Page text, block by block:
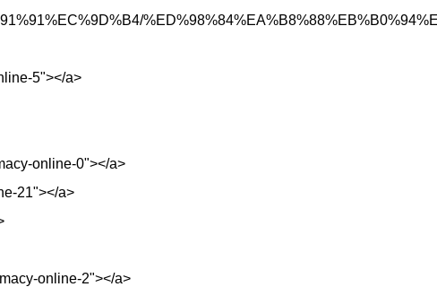
5"></a>
online-0"></a>
21"></a>
online-2"></a>